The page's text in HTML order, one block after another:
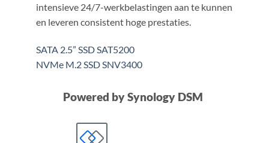
intensieve 24/7-werkbelastingen aan te kunnen
en leveren consistent hoge prestaties.
SATA 2.5” SSD SAT5200
NVMe M.2 SSD SNV3400
Powered by Synology DSM